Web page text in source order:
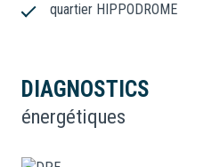
quartier HIPPODROME
DIAGNOSTICS
énergétiques